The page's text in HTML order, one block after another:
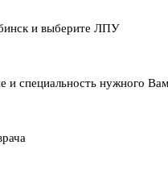
и выберите ЛПУ
и специальность нужного